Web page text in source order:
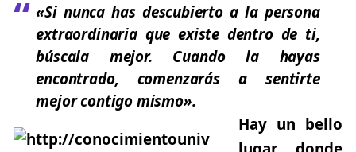
«Si nunca has descubierto a la persona
extraordinaria que existe dentro de ti,
búscala mejor. Cuando la hayas
encontrado, comenzarás a sentirte
mejor contigo mismo».
Hay un bello